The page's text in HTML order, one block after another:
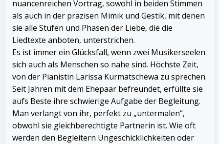
nuancenreichen Vortrag, sowohl in beiden Stimmen
als auch in der präzisen Mimik und Gestik, mit denen
sie alle Stufen und Phasen der Liebe, die die
Liedtexte anboten, unterstrichen.
Es ist immer ein Glücksfall, wenn zwei Musikerseelen
sich auch als Menschen so nahe sind. Höchste Zeit,
von der Pianistin Larissa Kurmatschewa zu sprechen.
Seit Jahren mit dem Ehepaar befreundet, erfüllte sie
aufs Beste ihre schwierige Aufgabe der Begleitung.
Man verlangt von ihr, perfekt zu „untermalen“,
obwohl sie gleichberechtigte Partnerin ist. Wie oft
werden den Begleitern Ungeschicklichkeiten oder